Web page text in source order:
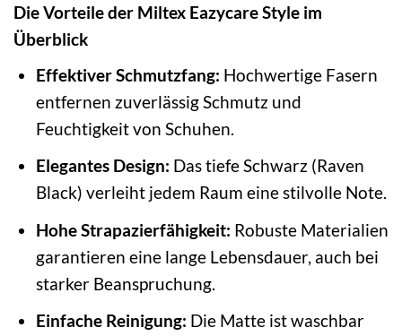
Die Vorteile der Miltex Eazycare Style im
Überblick
Effektiver Schmutzfang: Hochwertige Fasern
entfernen zuverlässig Schmutz und
Feuchtigkeit von Schuhen.
Elegantes Design: Das tiefe Schwarz (Raven
Black) verleiht jedem Raum eine stilvolle Note.
Hohe Strapazierfähigkeit: Robuste Materialien
garantieren eine lange Lebensdauer, auch bei
starker Beanspruchung.
Einfache Reinigung: Die Matte ist waschbar